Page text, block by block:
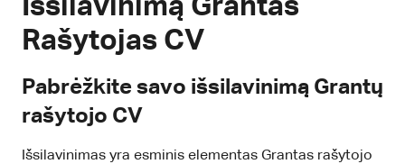
Išsilavinimą Grantas
Rašytojas CV
Pabrėžkite savo išsilavinimą Grantų
rašytojo CV
Išsilavinimas yra esminis elementas Grantas rašytojo